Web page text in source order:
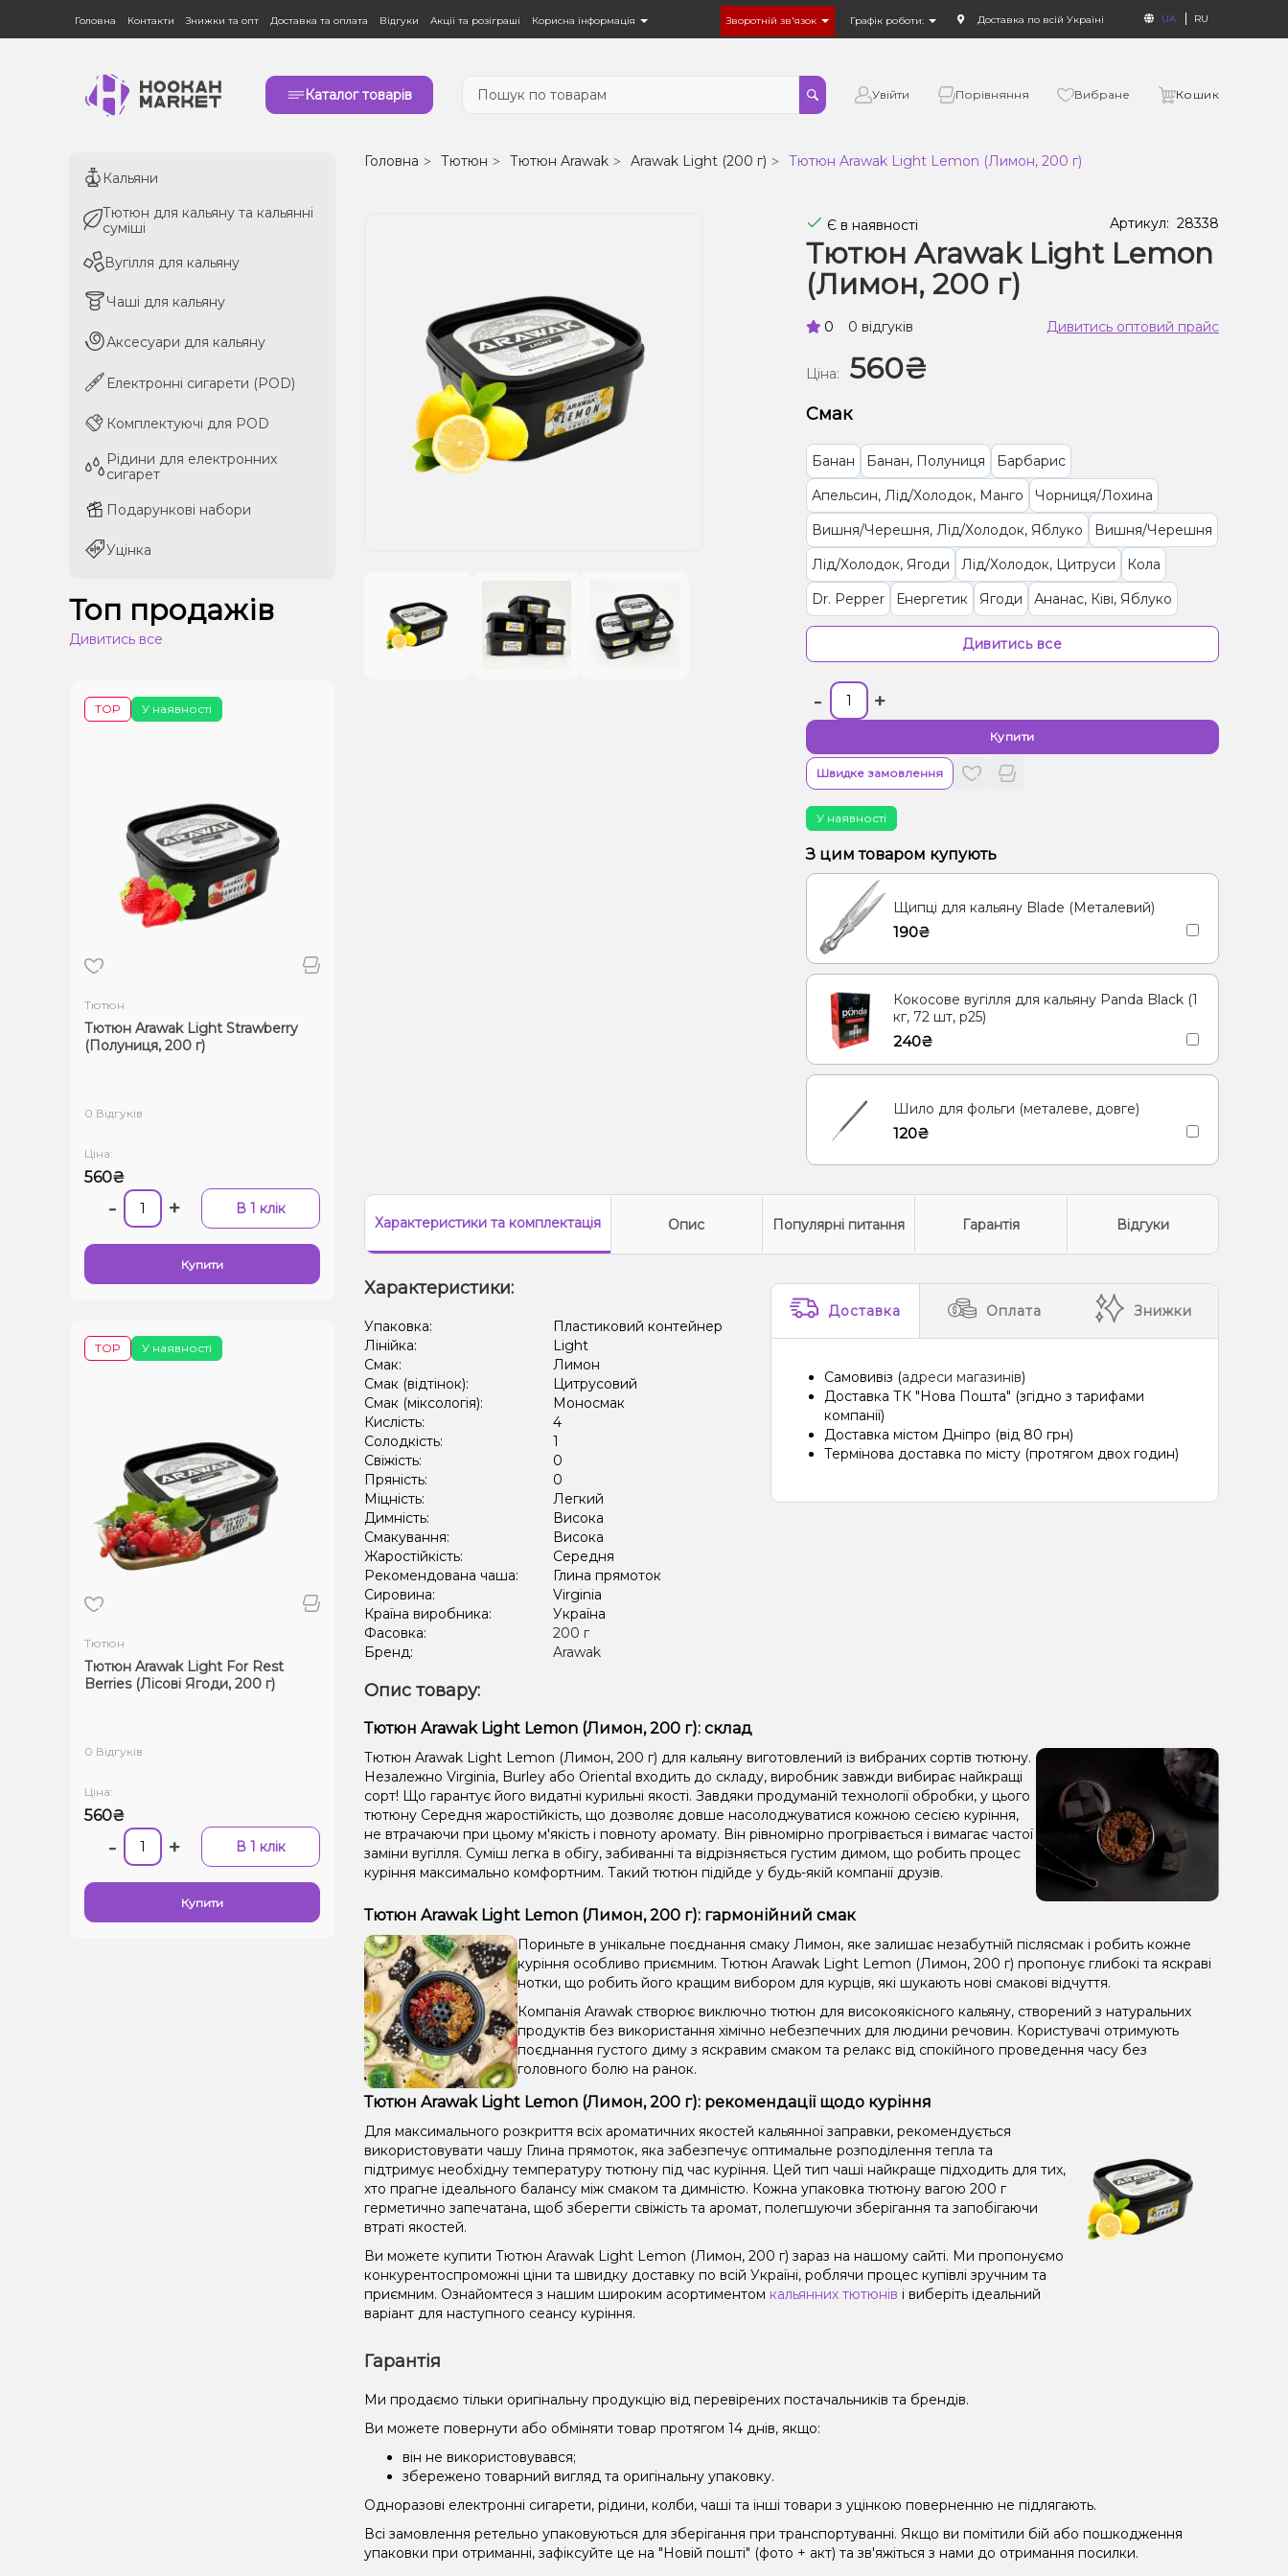
Головна Контакти Знижки та опт Доставка та оплата Відгуки Акції та розіграші Корисна інформація Зворотній зв'язок Графік роботи: Доставка по всій Україні UA RU
Каталог товарів Увійти Порівняння Вибране Кошик
Кальяни
Тютюн для кальяну та кальянні
суміші
Вугілля для кальяну
Чаші для кальяну
Аксесуари для кальяну
Електронні сигарети (POD)
Комплектуючі для POD
Рідини для електронних
сигарет
Подарункові набори
Уцінка
Кальяни
Тютюн для кальяну та кальянні
суміші
Вугілля для кальяну
Чаші для кальяну
Аксесуари для кальяну
Електронні сигарети (POD)
Комплектуючі для POD
Рідини для електронних
сигарет
Подарункові набори
Уцінка
Топ продажів
Дивитись все
У наявності
TOP
Тютюн
Тютюн Arawak Light Strawberry
(Полуниця, 200 г)
0 Відгуків
Ціна:
560₴
- + В 1 клік
Купити
У наявності
TOP
Тютюн
Тютюн Arawak Light For Rest
Berries (Лісові Ягоди, 200 г)
0 Відгуків
Ціна:
560₴
- + В 1 клік
Купити
Головна Тютюн Тютюн Arawak Arawak Light (200 г) Тютюн Arawak Light Lemon (Лимон, 200 г)
Є в наявності Артикул: 28338
Тютюн Arawak Light Lemon
(Лимон, 200 г)
0 0 відгуків Дивитись оптовий прайс
Ціна: 560₴
Смак
Банан Банан, Полуниця
Барбарис
Апельсин, Лід/Холодок, Манго
Чорниця/Лохина
Вишня/Черешня, Лід/Холодок, Яблуко
Вишня/Черешня
Лід/Холодок, Ягоди
Лід/Холодок, Цитруси
Кола
Dr. Pepper
Енергетик Ягоди
Ананас, Ківі, Яблуко
Грейпфрут
Лід/Холодок
Лікер, Лимон
Груша/Дюшес, Малина, Персик
Манго
Диня
Ананас, Кактус
Ананас, Апельсин, Банан, Грейпфрут.
Апельсин, Лимонад
Дивитись все
- +
Купити
Швидке замовлення
У наявності
З цим товаром купують
Щипці для кальяну Blade (Металевий)
190₴
Кокосове вугілля для кальяну Panda Black (1
кг, 72 шт, р25)
240₴
Шило для фольги (металеве, довге)
120₴
Характеристикита комплектація Опис Популярні питання Гарантія Відгуки
Характеристики:
Упаковка:
Пластиковий контейнер
Лінійка:
Light
Смак:
Лимон
Смак (відтінок):
Цитрусовий
Смак (міксологія):
Моносмак
Кислість:
4
Солодкість:
1
Свіжість:
0
Пряність:
0
Міцність:
Легкий
Димність:
Висока
Смакування:
Висока
Жаростійкість:
Середня
Рекомендована чаша:
Глина прямоток
Сировина:
Virginia
Країна виробника:
Україна
Фасовка:
200 г
Бренд:
Arawak
Доставка Оплата Знижки
Самовивіз (адреси магазинів)
Доставка ТК "Нова Пошта" (згідно з тарифами
компанії)
Доставка містом Дніпро (від 80 грн)
Термінова доставка по місту (протягом двох годин)
Опис товару:
Тютюн Arawak Light Lemon (Лимон, 200 г): склад
Тютюн Arawak Light Lemon (Лимон, 200 г) для кальяну виготовлений із вибраних сортів тютюну.
Незалежно Virginia, Burley або Oriental входить до складу, виробник завжди вибирає найкращі
сорт! Що гарантує його видатні курильні якості. Завдяки продуманій технології обробки, у цього
тютюну Середня жаростійкість, що дозволяє довше насолоджуватися кожною сесією куріння,
не втрачаючи при цьому м'якість і повноту аромату. Він рівномірно прогрівається і вимагає частої
заміни вугілля. Суміш легка в обігу, забиванні та відрізняється густим димом, що робить процес
куріння максимально комфортним. Такий тютюн підійде у будь-якій компанії друзів.
Тютюн Arawak Light Lemon (Лимон, 200 г): гармонійний смак
Пориньте в унікальне поєднання смаку Лимон, яке залишає незабутній післясмак і робить кожне
куріння особливо приємним. Тютюн Arawak Light Lemon (Лимон, 200 г) пропонує глибокі та яскраві
нотки, що робить його кращим вибором для курців, які шукають нові смакові відчуття.
Компанія Arawak створює виключно тютюн для високоякісного кальяну, створений з натуральних
продуктів без використання хімічно небезпечних для людини речовин. Користувачі отримують
поєднання густого диму з яскравим смаком та релакс від спокійного проведення часу без
головного болю на ранок.
Тютюн Arawak Light Lemon (Лимон, 200 г): рекомендації щодо куріння
Для максимального розкриття всіх ароматичних якостей кальянної заправки, рекомендується
використовувати чашу Глина прямоток, яка забезпечує оптимальне розподілення тепла та
підтримує необхідну температуру тютюну під час куріння. Цей тип чаші найкраще підходить для тих,
хто прагне ідеального балансу між смаком та димністю. Кожна упаковка тютюну вагою 200 г
герметично запечатана, щоб зберегти свіжість та аромат, полегшуючи зберігання та запобігаючи
втраті якостей.
Ви можете купити Тютюн Arawak Light Lemon (Лимон, 200 г) зараз на нашому сайті. Ми пропонуємо
конкурентоспроможні ціни та швидку доставку по всій Україні, роблячи процес купівлі зручним та
приємним. Ознайомтеся з нашим широким асортиментом кальянних тютюнів і виберіть ідеальний
варіант для наступного сеансу куріння.
Гарантія
Ми продаємо тільки оригінальну продукцію від перевірених постачальників та брендів.
Ви можете повернути або обміняти товар протягом 14 днів, якщо:
він не використовувався;
збережено товарний вигляд та оригінальну упаковку.
Одноразові електронні сигарети, рідини, колби, чаші та інші товари з уцінкою поверненню не підлягають.
Всі замовлення ретельно упаковуються для зберігання при транспортуванні. Якщо ви помітили бій або пошкодження
упаковки при отриманні, зафіксуйте це на "Новій пошті" (фото + акт) та зв'яжіться з нами до отримання посилки.